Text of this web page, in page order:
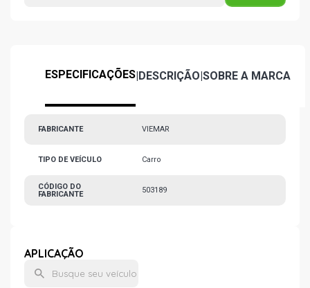
ESPECIFICAÇÕES|DESCRIÇÃO|SOBRE A MARCA
FABRICANTE VIEMAR
TIPO DE VEÍCULO Carro
CÓDIGO DO
FABRICANTE
503189
APLICAÇÃO